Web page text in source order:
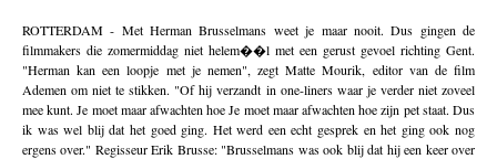
ROTTERDAM - Met Herman Brusselmans weet je maar nooit. Dus gingen de
filmmakers die zomermiddag niet helem��l met een gerust gevoel richting Gent.
"Herman kan een loopje met je nemen", zegt Matte Mourik, editor van de film
Ademen om niet te stikken. "Of hij verzandt in one-liners waar je verder niet zoveel
mee kunt. Je moet maar afwachten hoe Je moet maar afwachten hoe zijn pet staat. Dus
ik was wel blij dat het goed ging. Het werd een echt gesprek en het ging ook nog
ergens over." Regisseur Erik Brusse: "Brusselmans was ook blij dat hij een keer over